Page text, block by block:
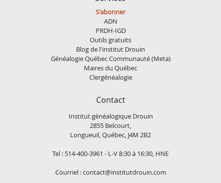
S'abonner
ADN
PRDH-IGD
Outils gratuits
Blog de l'institut Drouin
Généalogie Québec Communauté (Meta)
Maires du Québec
Clergénéalogie
Contact
Institut généalogique Drouin
2855 Belcourt,
Longueuil, Québec, J4M 2B2
Tel : 514-400-3961 - L-V 8:30 à 16:30, HNE
Courriel :contact@institutdrouin.com